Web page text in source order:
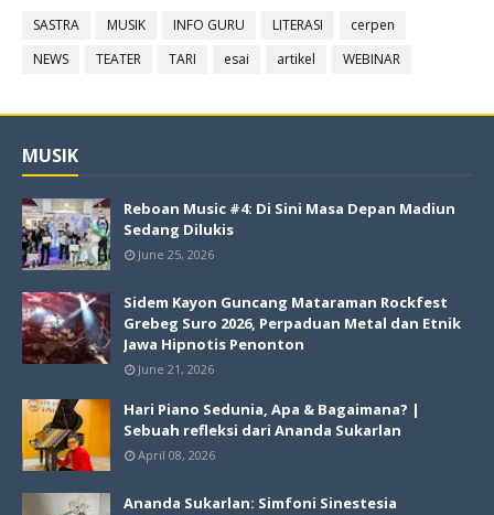
SASTRA MUSIK INFO GURU LITERASI
cerpen
NEWS
TEATER TARI esai artikel WEBINAR
MUSIK
Reboan Music #4: Di Sini Masa Depan Madiun
Sedang Dilukis
June 25, 2026
Sidem Kayon Guncang Mataraman Rockfest
Grebeg Suro 2026, Perpaduan Metal dan Etnik
Jawa Hipnotis Penonton
June 21, 2026
Hari Piano Sedunia, Apa & Bagaimana? |
Sebuah refleksi dari Ananda Sukarlan
April 08, 2026
Ananda Sukarlan: Simfoni Sinestesia